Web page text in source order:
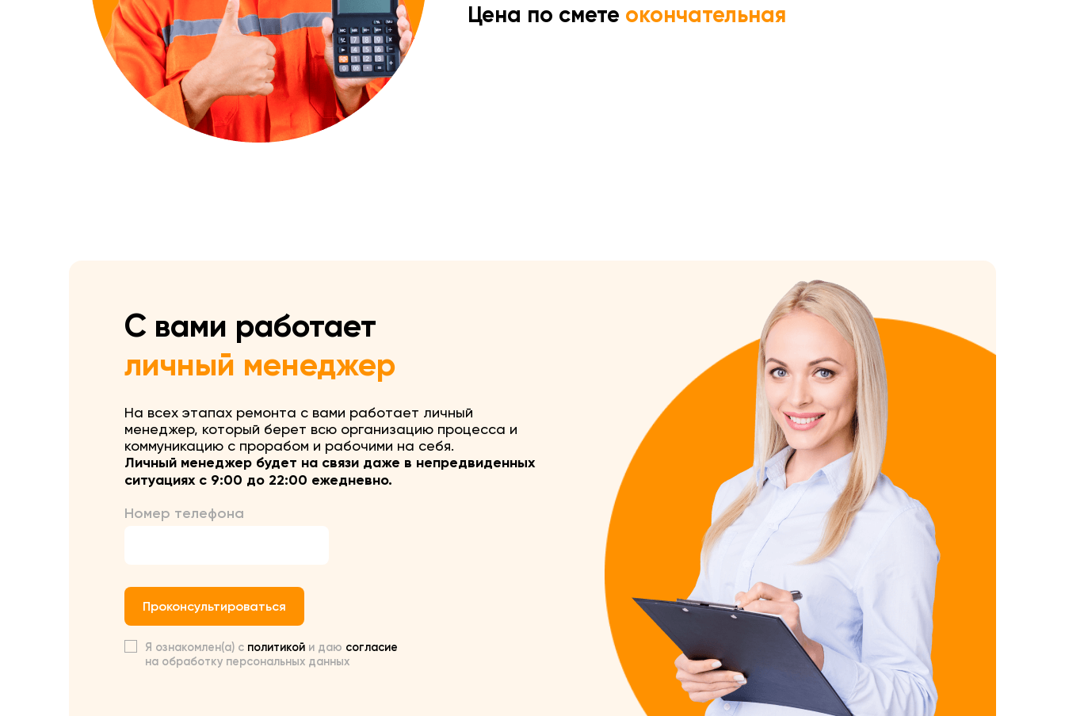
Цена по смете окончательная
С вами работает
личный менеджер
На всех этапах ремонта с вами работает личный
менеджер, который берет всю организацию процесса и
коммуникацию с прорабом и рабочими на себя.
Личный менеджер будет на связи даже в непредвиденных
ситуациях с 9:00 до 22:00 ежедневно.
Номер телефона
Проконсультироваться
Я ознакомлен(а) с политикой и даю согласие
на обработку персональных данных